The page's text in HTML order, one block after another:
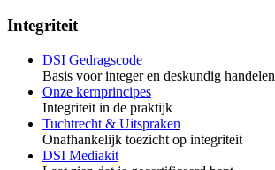
Integriteit
DSI Gedragscode
Basis voor integer en deskundig handelen
Onze kernprincipes
Integriteit in de praktijk
Tuchtrecht & Uitspraken
Onafhankelijk toezicht op integriteit
DSI Mediakit